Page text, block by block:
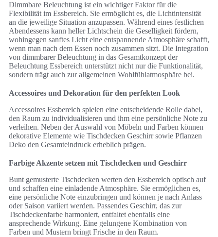
Dimmbare Beleuchtung ist ein wichtiger Faktor für die
Flexibilität im Essbereich. Sie ermöglicht es, die Lichtintensität
an die jeweilige Situation anzupassen. Während eines festlichen
Abendessens kann heller Lichtschein die Geselligkeit fördern,
wohingegen sanftes Licht eine entspannende Atmosphäre schafft,
wenn man nach dem Essen noch zusammen sitzt. Die Integration
von dimmbarer Beleuchtung in das Gesamtkonzept der
Beleuchtung Essbereich unterstützt nicht nur die Funktionalität,
sondern trägt auch zur allgemeinen Wohlfühlatmosphäre bei.
Accessoires und Dekoration für den perfekten Look
Accessoires Essbereich spielen eine entscheidende Rolle dabei,
den Raum zu individualisieren und ihm eine persönliche Note zu
verleihen. Neben der Auswahl von Möbeln und Farben können
dekorative Elemente wie Tischdecken Geschirr sowie Pflanzen
Deko den Gesamteindruck erheblich prägen.
Farbige Akzente setzen mit Tischdecken und Geschirr
Bunt gemusterte Tischdecken werten den Essbereich optisch auf
und schaffen eine einladende Atmosphäre. Sie ermöglichen es,
eine persönliche Note einzubringen und können je nach Anlass
oder Saison variiert werden. Passendes Geschirr, das zur
Tischdeckenfarbe harmoniert, entfaltet ebenfalls eine
ansprechende Wirkung. Eine gelungene Kombination von
Farben und Mustern bringt Frische in den Raum.